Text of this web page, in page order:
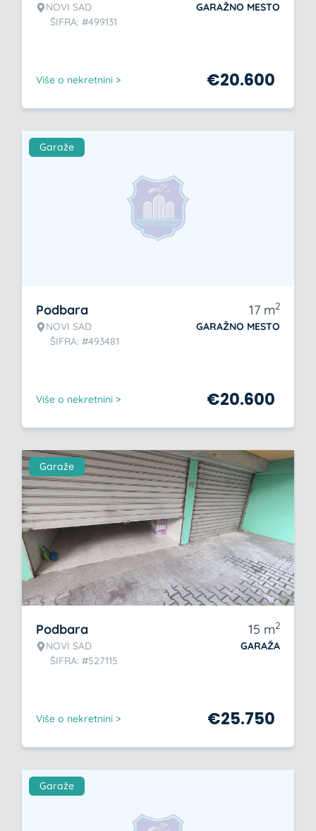
NOVI SAD
ŠIFRA: #499131
GARAŽNO MESTO
Više o nekretnini > €20.600
Garaže
Podbara
NOVI SAD
ŠIFRA: #493481
17 m2
GARAŽNO MESTO
Više o nekretnini > €20.600
Garaže
Podbara
NOVI SAD
ŠIFRA: #527115
15 m2
GARAŽA
Više o nekretnini > €25.750
Garaže